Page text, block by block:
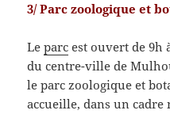
3/ Parc zoologique et
Leparc est ouvert de 9h
du centre-ville de
le parc zoologique et
accueille, dans un